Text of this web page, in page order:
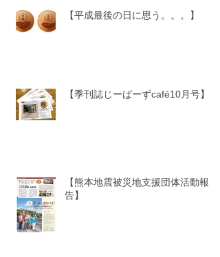
【平成最後の日に思う。。。】
【季刊誌じーばーずcafé10月号】
【熊本地震被災地支援団体活動報
告】